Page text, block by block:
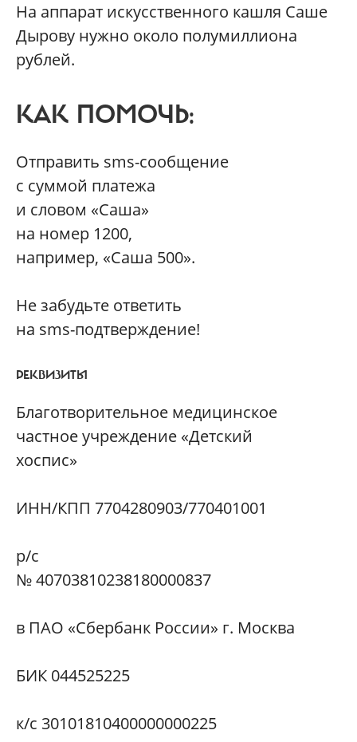
На аппарат искусственного кашля Саше
Дырову нужно около полумиллиона
рублей.
КАК ПОМОЧЬ:
Отправить sms-сообщение
с суммой платежа
и словом «Cаша»
на номер 1200,
например, «Саша 500».
Не забудьте ответить
на sms-подтверждение!
РЕКВИЗИТЫ
Благотворительное медицинское
частное учреждение «Детский
хоспис»
ИНН/КПП 7704280903/770401001
р/с
№ 40703810238180000837
в ПАО «Сбербанк России» г. Москва
БИК 044525225
к/с 30101810400000000225